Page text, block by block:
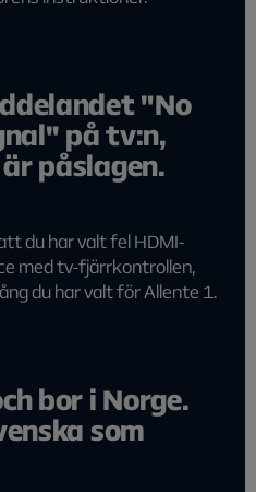
"No
på tv:n,
påslagen.
du har valt fel HDMI-
med tv-fjärrkontrollen,
du har valt för Allente 1.
bor i Norge.
som